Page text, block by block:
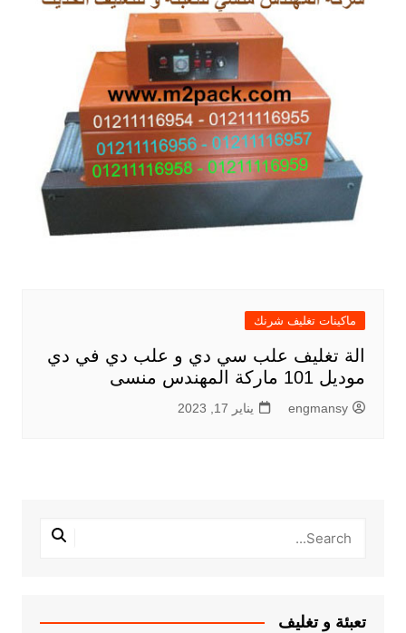
ماكينات تغليف شرنك
الة تغليف علب سي دي و علب دي في دي
موديل 101 ماركة المهندس منسى
engmansy يناير 17, 2023
تعبئة و تغليف